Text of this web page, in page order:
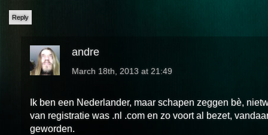
Reply
andre
March 18th, 2013 at 21:49
Ik ben een Nederlander, maar schapen zeggen bè,
van registratie was .nl .com en zo voort al bezet,
geworden.